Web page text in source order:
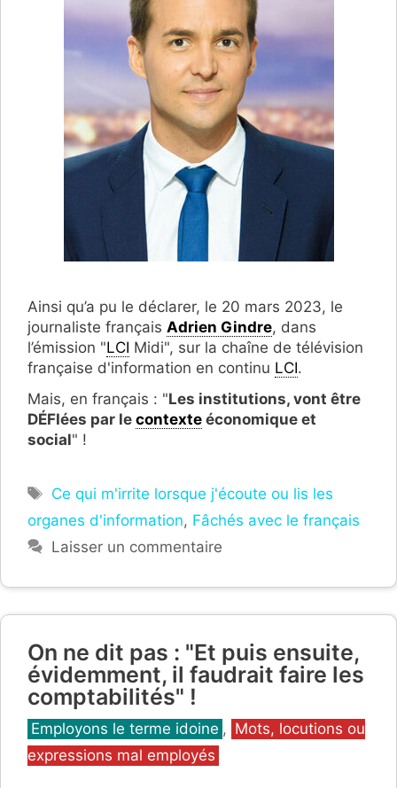
Ainsi qu’a pu le déclarer, le 20 mars 2023, le
journaliste français Adrien Gindre, dans
l’émission "LCI Midi", sur la chaîne de télévision
française d'information en continu LCI.
Mais, en français : "Les institutions, vont être
DÉFIées par le contexte économique et
social" !
Étiquettes
Ce qui m'irrite lorsque j'écoute ou lis les
organes d'information, Fâchés avec le français
Laisser un commentaire
On ne dit pas : "Et puis ensuite,
évidemment, il faudrait faire les
comptabilités" !
Catégories
Employons le terme idoine , Mots, locutions ou
expressions mal employés